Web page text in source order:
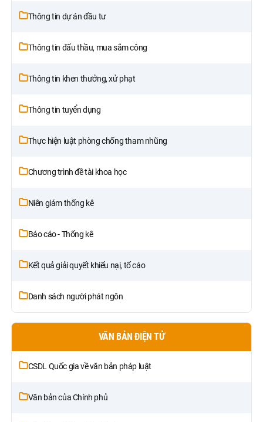
Thông tin dự án đầu tư
Thông tin đấu thầu, mua sắm công
Thông tin khen thưởng, xử phạt
Thông tin tuyển dụng
Thực hiện luật phòng chống tham nhũng
Chương trình đề tài khoa học
Niên giám thống kê
Báo cáo - Thống kê
Kết quả giải quyết khiếu nại, tố cáo
Danh sách người phát ngôn
VĂN BẢN ĐIỆN TỬ
CSDL Quốc gia về văn bản pháp luật
Văn bản của Chính phủ